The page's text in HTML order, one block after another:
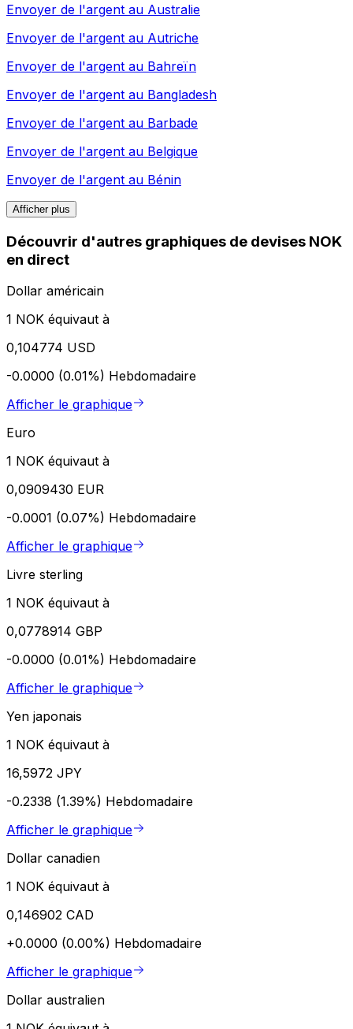
Envoyer de l'argent au Australie
Envoyer de l'argent au Autriche
Envoyer de l'argent au Bahreïn
Envoyer de l'argent au Bangladesh
Envoyer de l'argent au Barbade
Envoyer de l'argent au Belgique
Envoyer de l'argent au Bénin
Afficher plus
Découvrir d'autres graphiques de devises NOK
en direct
Dollar américain
1 NOK équivaut à
0,104774 USD
-0.0000 (0.01%) Hebdomadaire
Afficher le graphique
Euro
1 NOK équivaut à
0,0909430 EUR
-0.0001 (0.07%) Hebdomadaire
Afficher le graphique
Livre sterling
1 NOK équivaut à
0,0778914 GBP
-0.0000 (0.01%) Hebdomadaire
Afficher le graphique
Yen japonais
1 NOK équivaut à
16,5972 JPY
-0.2338 (1.39%) Hebdomadaire
Afficher le graphique
Dollar canadien
1 NOK équivaut à
0,146902 CAD
+0.0000 (0.00%) Hebdomadaire
Afficher le graphique
Dollar australien